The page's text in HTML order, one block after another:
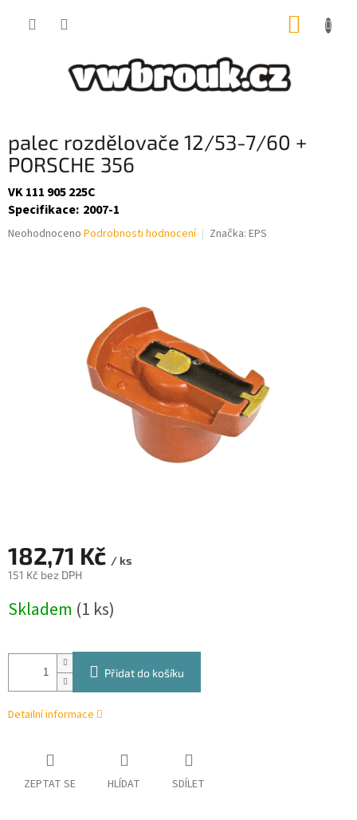
palec rozdělovače 12/53-7/60 +
PORSCHE 356
VK 111 905 225C
Specifikace: 2007-1
Průměrné
Neohodnoceno Podrobnosti hodnocení Značka: EPS
182,71 Kč / ks
151 Kč bez DPH
cena:
Skladem (1 ks)
Přidat do košíku
Detailní informace
ZEPTAT SE HLÍDAT SDÍLET